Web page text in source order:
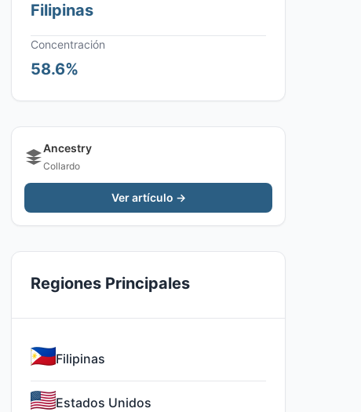
Filipinas
Concentración
58.6%
Ancestry
Collardo
Ver artículo →
Regiones Principales
Filipinas
Estados Unidos